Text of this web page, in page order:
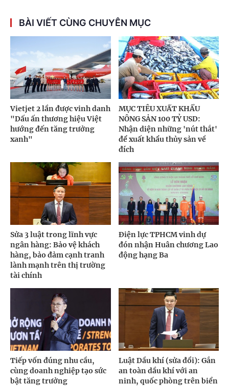
BÀI VIẾT CÙNG CHUYÊN MỤC
Vietjet 2 lần được vinh danh
"Dấu ấn thương hiệu Việt
hướng đến tăng trưởng
xanh"
MỤC TIÊU XUẤT KHẨU
NÔNG SẢN 100 TỶ USD:
Nhận diện những 'nút thắt'
để xuất khẩu thủy sản về
đích
Sửa 3 luật trong lĩnh vực
ngân hàng: Bảo vệ khách
hàng, bảo đảm cạnh tranh
lành mạnh trên thị trường
tài chính
Điện lực TPHCM vinh dự
đón nhận Huân chương Lao
động hạng Ba
Tiếp vốn đúng nhu cầu,
cùng doanh nghiệp tạo sức
bật tăng trưởng
Luật Dầu khí (sửa đổi): Gắn
an toàn dầu khí với an
ninh, quốc phòng trên biển